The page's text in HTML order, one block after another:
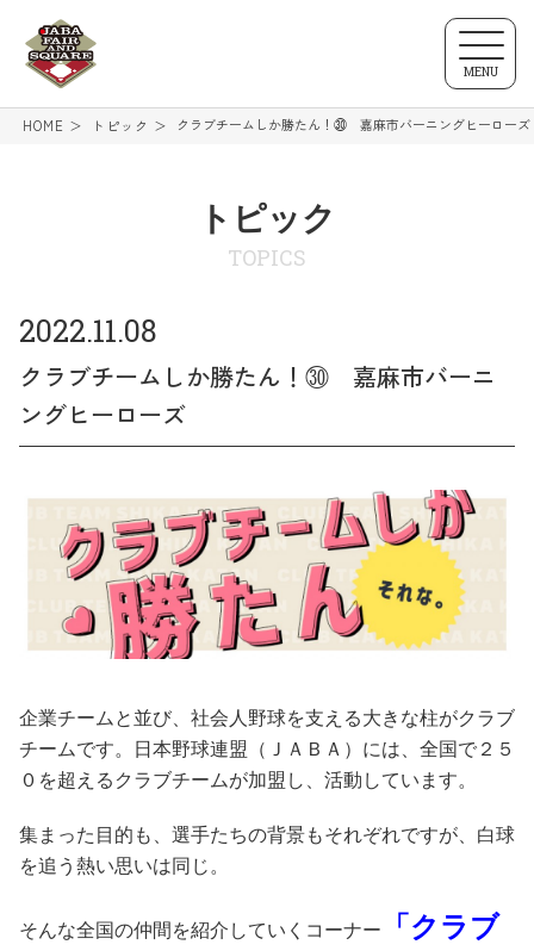
MENU
HOME トピック クラブチームしか勝たん！㉚ 嘉麻市バーニングヒーローズ
トピック
TOPICS
2022.11.08
クラブチームしか勝たん！㉚ 嘉麻市バーニ
ングヒーローズ
企業チームと並び、社会人野球を支える大きな柱がクラブ
チームです。日本野球連盟（ＪＡＢＡ）には、全国で２５
０を超えるクラブチームが加盟し、活動しています。
集まった目的も、選手たちの背景もそれぞれですが、白球
を追う熱い思いは同じ。
そんな全国の仲間を紹介していくコーナー
「クラブ